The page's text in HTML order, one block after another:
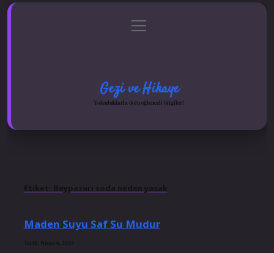
Gizlilik Politikası
menüyü
aç
Gezi ve Hikaye
Yolculuklarla dolu eğlenceli bilgiler!
Etiket: Beypazarı soda neden yasak
Maden Suyu Saf Su Mudur
Tarih: Nisan 6, 2025